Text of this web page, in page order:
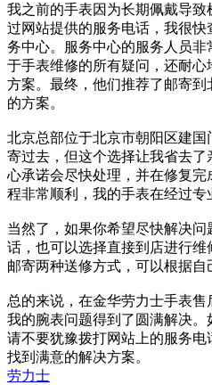
我之前的手表因为长期佩戴导
过网站提供的服务电话，我很
务中心。服务中心的服务人员
于手表维修的所有疑问，还耐
方案。最终，他们推荐了邮寄
的方案。
北京总部位于北京市朝阳区建
寄过去，但这个选择让我省去
心承诺会尽快处理，并在修复
程非常顺利，我的手表在经过专
当然了，如果你希望尽快解决
话，也可以选择直接到店进行
邮寄两种送修方式，可以根据自
总的来说，在金华劳力士手表售
我的腕表问题得到了圆满解决。
请不要犹豫拨打网站上的服务
找到满意的解决方案。
劳力士